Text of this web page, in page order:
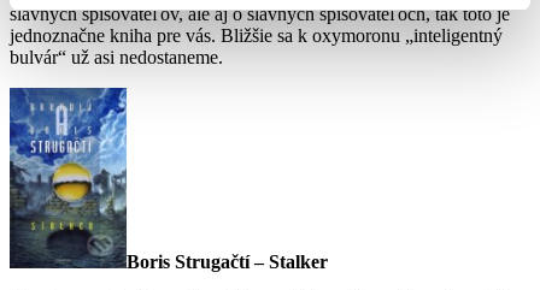
slávnych spisovateľov, ale aj o slávnych spisovateľoch, tak toto je
jednoznačne kniha pre vás. Bližšie sa k oxymoronu „inteligentný
bulvár“ už asi nedostaneme.
Boris Strugačtí – Stalker